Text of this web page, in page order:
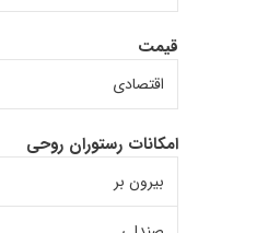
قیمت
اقتصادی
امکانات رستوران روحی
بیرون بر